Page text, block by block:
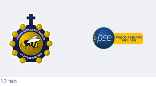
13 feb